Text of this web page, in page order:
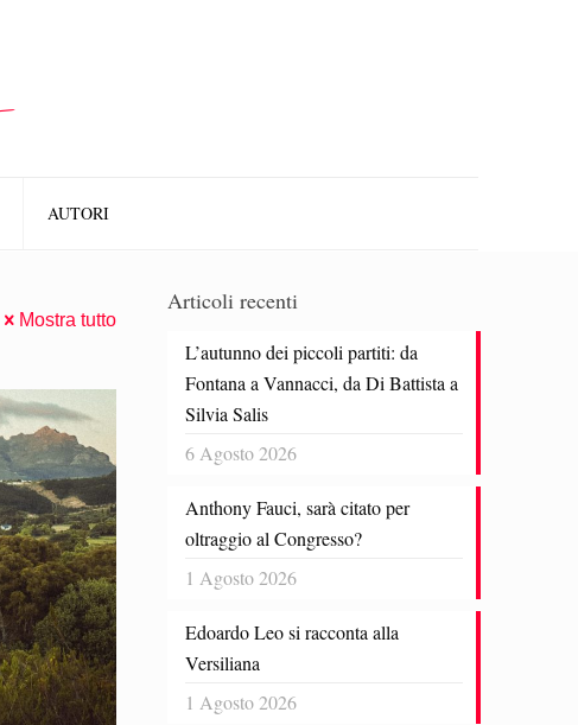
AUTORI
Mostra tutto
Articoli recenti
L’autunno dei piccoli partiti: da
Fontana a Vannacci, da Di Battista a
Silvia Salis
6 Agosto 2026
Anthony Fauci, sarà citato per
oltraggio al Congresso?
1 Agosto 2026
Edoardo Leo si racconta alla
Versiliana
1 Agosto 2026